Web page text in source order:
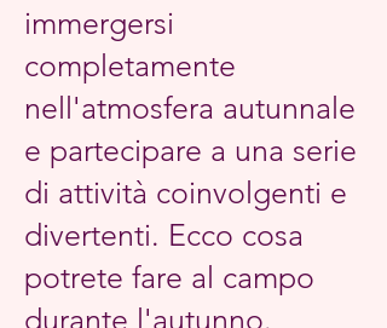
immergersi
completamente
nell'atmosfera autunnale
e partecipare a una serie
di attività coinvolgenti e
divertenti. Ecco cosa
potrete fare al campo
durante l'autunno.